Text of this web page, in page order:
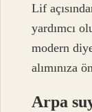
Lif
yardımcı
modern
alımınıza
Arpa